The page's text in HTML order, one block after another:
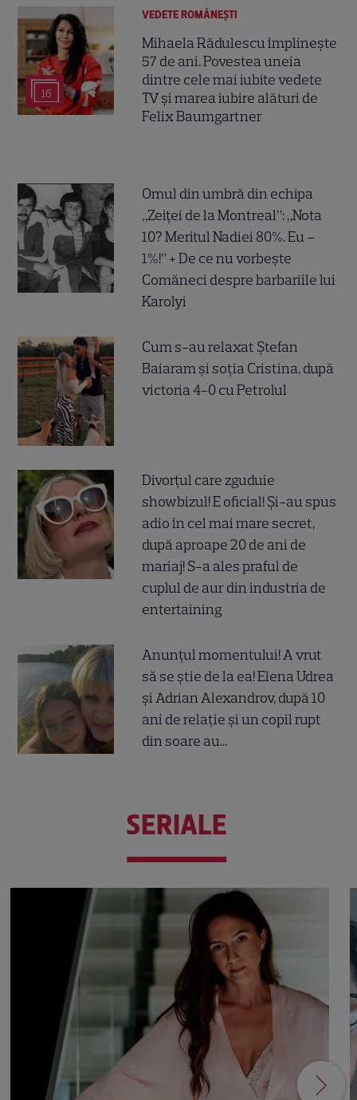
16
VEDETE ROMÂNEŞTI
Mihaela Rădulescu împlinește
57 de ani. Povestea uneia
dintre cele mai iubite vedete
TV și marea iubire alături de
Felix Baumgartner
Omul din umbră din echipa
„Zeiței de la Montreal”: „Nota
10? Meritul Nadiei 80%. Eu –
1%!” + De ce nu vorbește
Comăneci despre barbariile lui
Karolyi
Cum s-au relaxat Ștefan
Baiaram și soția Cristina, după
victoria 4-0 cu Petrolul
Divorțul care zguduie
showbizul! E oficial! Și-au spus
adio în cel mai mare secret,
după aproape 20 de ani de
mariaj! S-a ales praful de
cuplul de aur din industria de
entertaining
Anunțul momentului! A vrut
să se știe de la ea! Elena Udrea
și Adrian Alexandrov, după 10
ani de relație și un copil rupt
din soare au...
SERIALE